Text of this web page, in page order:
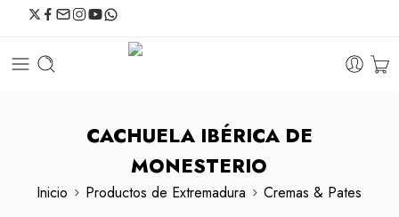
CACHUELA IBÉRICA DE
MONESTERIO
Inicio Productos de Extremadura Cremas & Pates